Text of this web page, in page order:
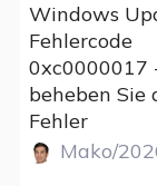
Windows
Fehlercode
0xc0000017
beheben Sie
Fehler
Mako/